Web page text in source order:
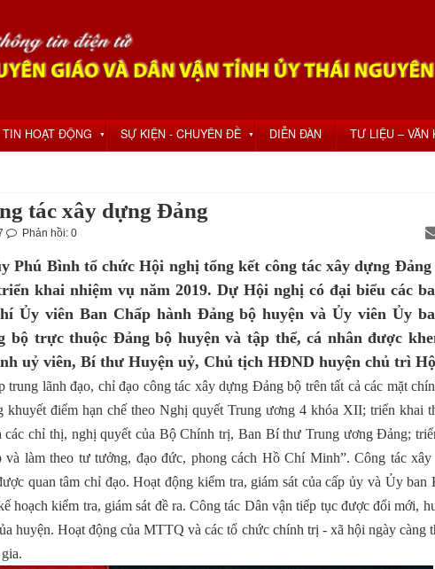
TIN HOẠT ĐỘNG ▼ SỰ KIỆN - CHUYÊN ĐỀ ▼ DIỄN ĐÀN TƯ LIỆU – VĂN
tác xây dựng Đảng
Phản hồi: 0
Phú Bình tổ chức Hội nghị tổng kết công tác xây dựng Đảng
khai nhiệm vụ năm 2019. Dự Hội nghị có đại biểu các
Ủy viên Ban Chấp hành Đảng bộ huyện và Ủy viên Ủy
bộ trực thuộc Đảng bộ huyện và tập thể, cá nhân được
uỷ viên, Bí thư Huyện uỷ, Chủ tịch HĐND huyện chủ trì
lãnh đạo, chỉ đạo công tác xây dựng Đảng bộ trên tất cả các mặt
khuyết điểm hạn chế theo Nghị quyết Trung ương 4 khóa XII; triển khai
chỉ thị, nghị quyết của Bộ Chính trị, Ban Bí thư Trung ương Đảng;
và làm theo tư tưởng, đạo đức, phong cách Hồ Chí Minh”. Công tác
quan tâm chỉ đạo. Hoạt động kiểm tra, giám sát của cấp ủy và Ủy ban
hoạch kiểm tra, giám sát đề ra. Công tác Dân vận tiếp tục được đổi mới,
huyện. Hoạt động của MTTQ và các tổ chức chính trị - xã hội ngày càng